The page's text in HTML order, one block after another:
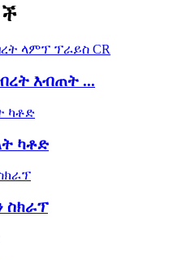
እብጠት ...
ካቶድ
ስክራፕ